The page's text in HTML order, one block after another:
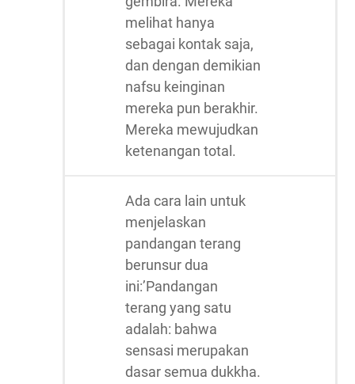
melihat hanya
sebagai kontak saja,
dan dengan demikian
nafsu keinginan
mereka pun berakhir.
Mereka mewujudkan
ketenangan total.
Ada cara lain untuk
menjelaskan
pandangan terang
berunsur dua
ini:’Pandangan
terang yang satu
adalah: bahwa
sensasi merupakan
dasar semua dukkha.